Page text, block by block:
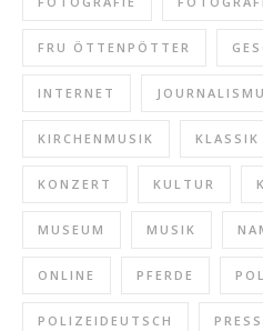
FRU ÖTTENPÖTTER
INTERNET
KIRCHENMUSIK KLASSIK
KONZERT KULTUR
MUSEUM MUSIK
ONLINE PFERDE
POLIZEIDEUTSCH